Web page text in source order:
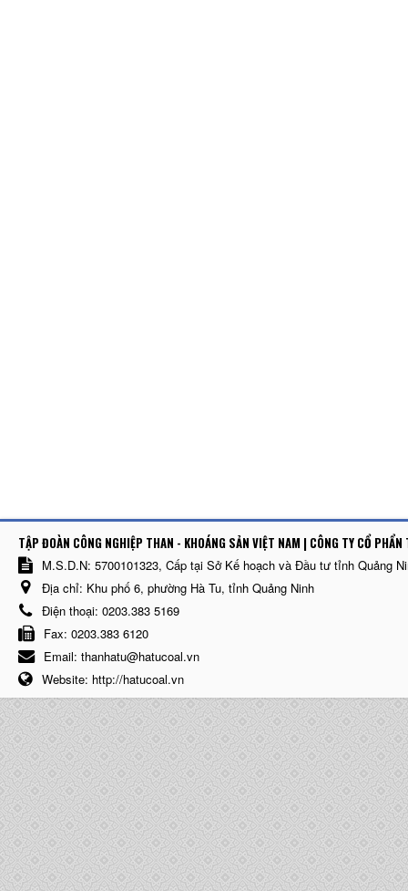
TẬP ĐOÀN CÔNG NGHIỆP THAN - KHOÁNG SẢN VIỆT NAM | CÔNG TY CỔ
M.S.D.N: 5700101323, Cấp tại Sở Kế hoạch và Đầu tư tỉnh Quảng
Địa chỉ: Khu phố 6, phường Hà Tu, tỉnh Quảng Ninh
Điện thoại: 0203.383 5169
Fax: 0203.383 6120
Email: thanhatu@hatucoal.vn
Website: http://hatucoal.vn